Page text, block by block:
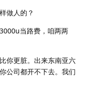
做人的？
当路费，咱两两
你更脏。出来东南亚六
公司都开不下去。我们